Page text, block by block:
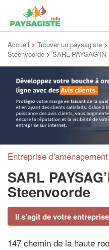
Accueil > Trouver un paysagiste >
Steenvoorde > SARL PAYSAG’IN
Entreprise
SARL
Steenvoorde
Il s'agit de votre
147 chemin de la haute